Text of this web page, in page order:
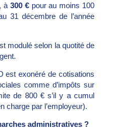
à 300 €pour au moins 100
31 décembre de l’année
modulé selon la quotité de
est exonéré de cotisations
comme d’impôts sur
de 800 € s’il y a cumul
charge par l’employeur).
administratives ?